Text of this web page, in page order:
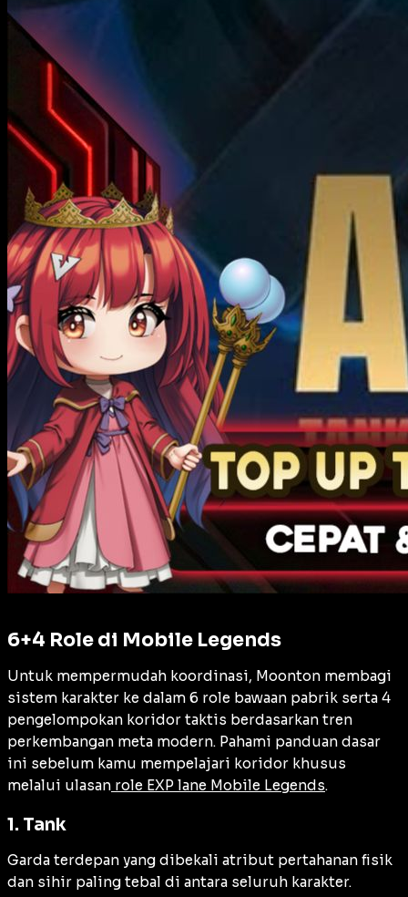
6+4 Role di Mobile Legends
Untuk mempermudah koordinasi, Moonton membagi
sistem karakter ke dalam 6 role bawaan pabrik serta 4
pengelompokan koridor taktis berdasarkan tren
perkembangan meta modern. Pahami panduan dasar
ini sebelum kamu mempelajari koridor khusus
melalui ulasan role EXP lane Mobile Legends.
1. Tank
Garda terdepan yang dibekali atribut pertahanan fisik
dan sihir paling tebal di antara seluruh karakter.